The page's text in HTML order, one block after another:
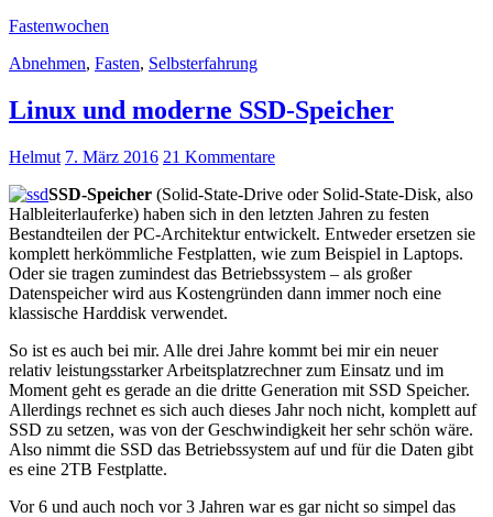
Fastenwochen
Abnehmen, Fasten, Selbsterfahrung
Linux und moderne SSD-Speicher
Helmut 7. März 2016 21 Kommentare
SSD-Speicher (Solid-State-Drive oder Solid-State-Disk, also
Halbleiterlauferke) haben sich in den letzten Jahren zu festen
Bestandteilen der PC-Architektur entwickelt. Entweder ersetzen sie
komplett herkömmliche Festplatten, wie zum Beispiel in Laptops.
Oder sie tragen zumindest das Betriebssystem – als großer
Datenspeicher wird aus Kostengründen dann immer noch eine
klassische Harddisk verwendet.
So ist es auch bei mir. Alle drei Jahre kommt bei mir ein neuer
relativ leistungsstarker Arbeitsplatzrechner zum Einsatz und im
Moment geht es gerade an die dritte Generation mit SSD Speicher.
Allerdings rechnet es sich auch dieses Jahr noch nicht, komplett auf
SSD zu setzen, was von der Geschwindigkeit her sehr schön wäre.
Also nimmt die SSD das Betriebssystem auf und für die Daten gibt
es eine 2TB Festplatte.
Vor 6 und auch noch vor 3 Jahren war es gar nicht so simpel das